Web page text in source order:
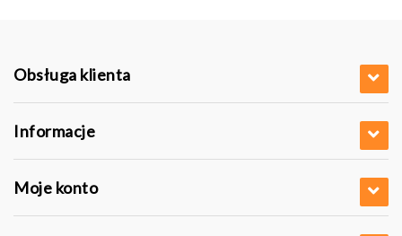
Obsługa klienta
Informacje
Moje konto